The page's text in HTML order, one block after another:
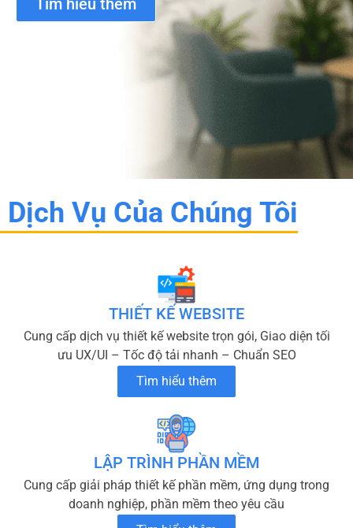
Tìm hiểu thêm
Dịch Vụ Của Chúng Tôi
THIẾT KẾ WEBSITE
Cung cấp dịch vụ thiết kế website trọn gói, Giao diện tối
ưu UX/UI – Tốc độ tải nhanh – Chuẩn SEO
Tìm hiểu thêm
LẬP TRÌNH PHẦN MỀM
Cung cấp giải pháp thiết kế phần mềm, ứng dụng trong
doanh nghiệp, phần mềm theo yêu cầu